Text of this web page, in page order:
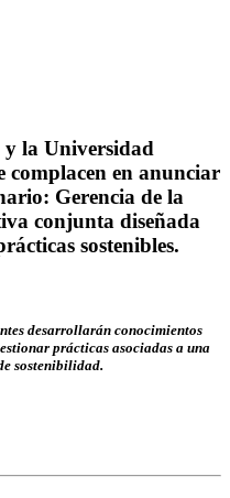
y la Universidad
complacen en anunciar
Gerencia de la
conjunta diseñada
sostenibles.
desarrollarán conocimientos
prácticas asociadas a una
sostenibilidad.